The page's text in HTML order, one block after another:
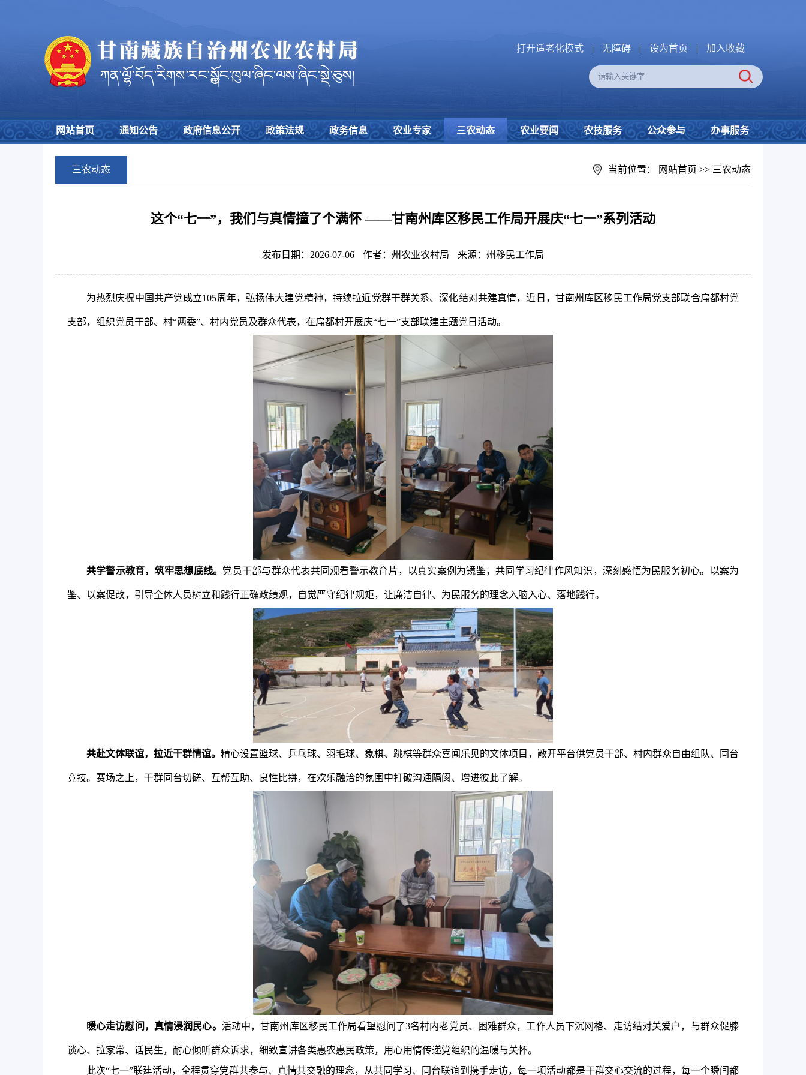
打开适老化模式 | 无障碍 | 设为首页 | 加入收藏
网站首页 通知公告 政府信息公开 政策法规 政务信息 农业专家 三农动态 农业要闻 农技服务 公众参与 办事服务
三农动态 当前位置： 网站首页 >> 三农动态
这个“七一”，我们与真情撞了个满怀 ——甘南州库区移民工作局开展庆“七一”系列活动
发布日期：2026-07-06 作者：州农业农村局 来源：州移民工作局
为热烈庆祝中国共产党成立105周年，弘扬伟大建党精神，持续拉近党群干群关系、深化结对共建真情，近日，甘南州库区移民工作局党支部联合扁都村党
支部，组织党员干部、村“两委”、村内党员及群众代表，在扁都村开展庆“七一”支部联建主题党日活动。
共学警示教育，筑牢思想底线。 党员干部与群众代表共同观看警示教育片，以真实案例为镜鉴，共同学习纪律作风知识，深刻感悟为民服务初心。以案为
鉴、以案促改，引导全体人员树立和践行正确政绩观，自觉严守纪律规矩，让廉洁自律、为民服务的理念入脑入心、落地践行。
共赴文体联谊，拉近干群情谊。 精心设置篮球、乒乓球、羽毛球、象棋、跳棋等群众喜闻乐见的文体项目，敞开平台供党员干部、村内群众自由组队、同台
竞技。赛场之上，干群同台切磋、互帮互助、良性比拼，在欢乐融洽的氛围中打破沟通隔阂、增进彼此了解。
暖心走访慰问，真情浸润民心。 活动中，甘南州库区移民工作局看望慰问了3名村内老党员、困难群众，工作人员下沉网格、走访结对关爱户，与群众促膝
谈心、拉家常、话民生，耐心倾听群众诉求，细致宣讲各类惠农惠民政策，用心用情传递党组织的温暖与关怀。
此次“七一”联建活动，全程贯穿党群共参与、真情共交融的理念，从共同学习、同台联谊到携手走访，每一项活动都是干群交心交流的过程，每一个瞬间都